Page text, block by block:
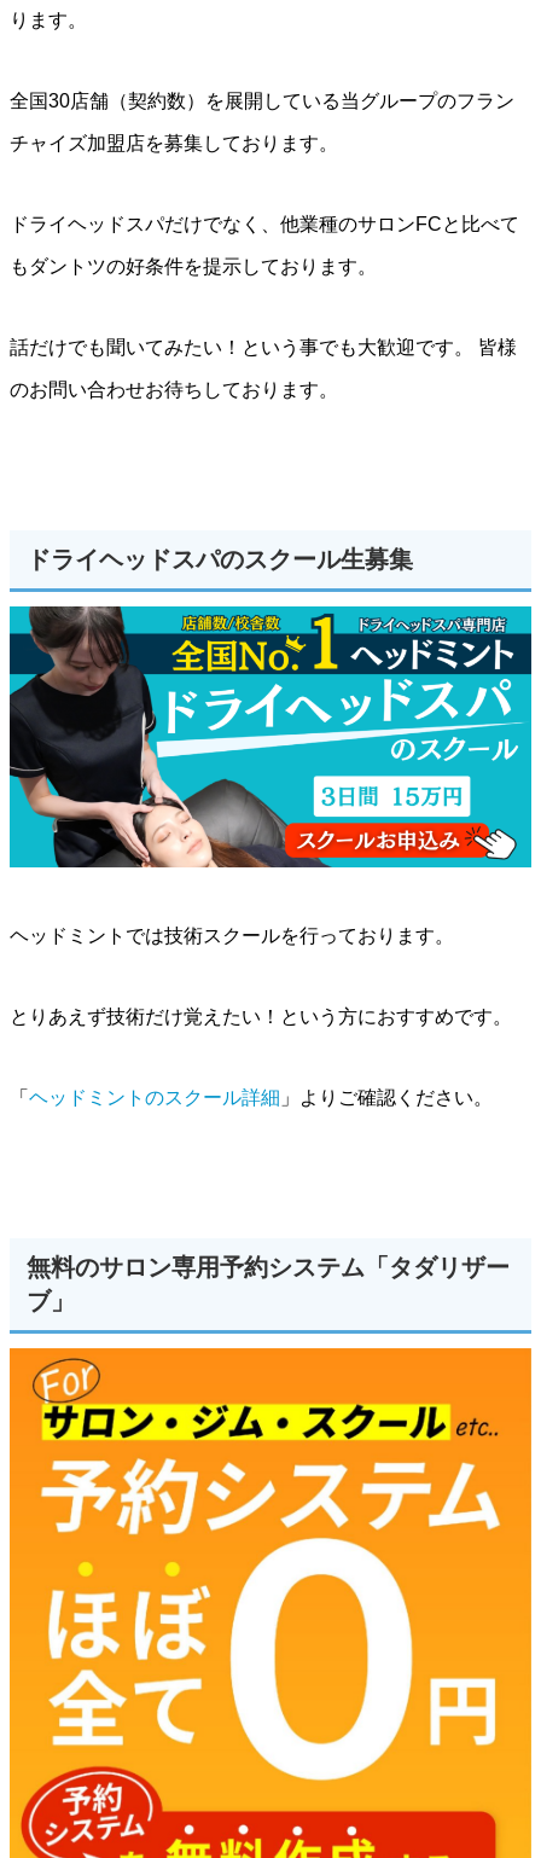
ります。
全国30店舗（契約数）を展開している当グループのフラン
チャイズ加盟店を募集しております。
ドライヘッドスパだけでなく、他業種のサロンFCと比べて
もダントツの好条件を提示しております。
話だけでも聞いてみたい！という事でも大歓迎です。 皆様
のお問い合わせお待ちしております。
ドライヘッドスパのスクール生募集
ヘッドミントでは技術スクールを行っております。
とりあえず技術だけ覚えたい！という方におすすめです。
「 ヘッドミントのスクール詳細 」よりご確認ください。
無料のサロン専用予約システム「タダリザー
ブ」